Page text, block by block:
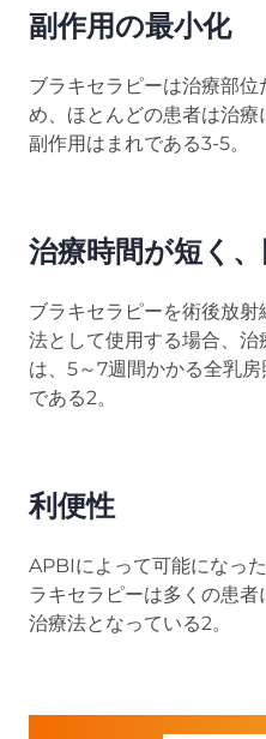
副作用の最小化
ブラキセラピーは治療部
め、ほとんどの患者は治
副作用はまれである3-5。
治療時間が短く
ブラキセラピーを術後放
法として使用する場合、
は、5～7週間かかる全乳
である2。
利便性
APBIによって可能になっ
ラキセラピーは多くの患
治療法となっている2。